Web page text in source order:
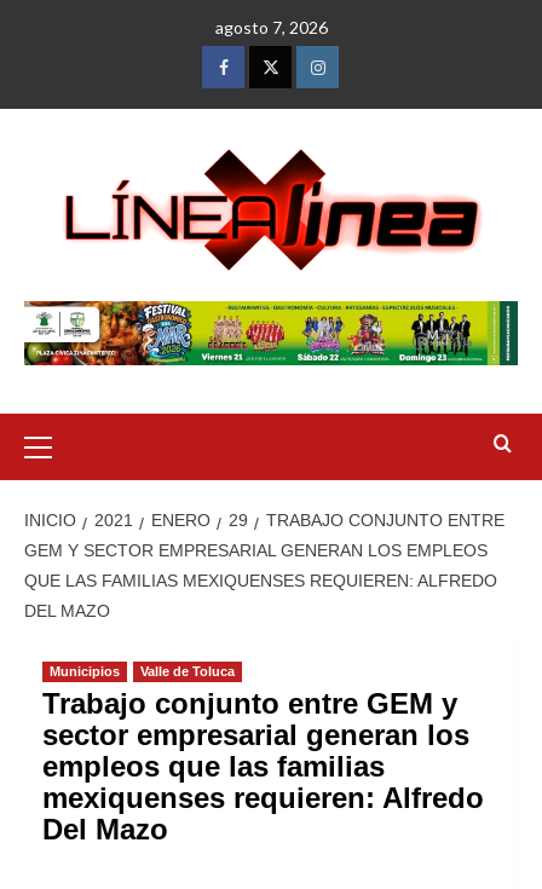
agosto 7, 2026
FacebookTwitterInstagram
primario
INICIO 2021 ENERO 29
TRABAJO CONJUNTO ENTRE
GEM Y SECTOR EMPRESARIAL GENERAN LOS EMPLEOS
QUE LAS FAMILIAS MEXIQUENSES REQUIEREN: ALFREDO
DEL MAZO
Municipios Valle de Toluca
Trabajo conjunto entre GEM y
sector empresarial generan los
empleos que las familias
mexiquenses requieren: Alfredo
Del Mazo